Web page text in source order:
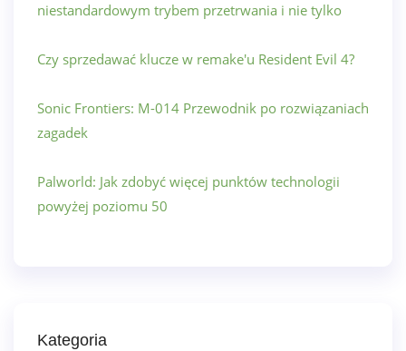
niestandardowym trybem przetrwania i nie tylko
Czy sprzedawać klucze w remake'u Resident Evil 4?
Sonic Frontiers: M-014 Przewodnik po rozwiązaniach
zagadek
Palworld: Jak zdobyć więcej punktów technologii
powyżej poziomu 50
Kategoria